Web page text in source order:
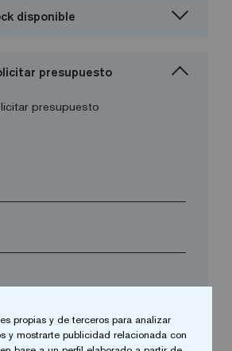
disponible
presupuesto
presupuesto
arrow_drop_down
propias y de terceros para analizar
y mostrarte publicidad relacionada con